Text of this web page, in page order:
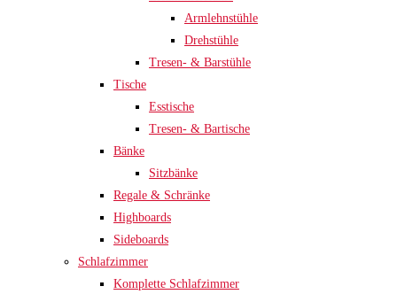
Armlehnstühle
Drehstühle
Tresen- & Barstühle
Tische
Esstische
Tresen- & Bartische
Bänke
Sitzbänke
Regale & Schränke
Highboards
Sideboards
Schlafzimmer
Komplette Schlafzimmer